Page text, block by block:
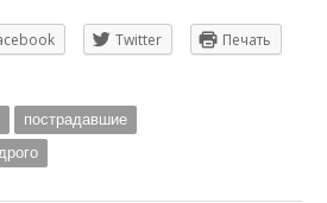
Twitter Печать
пострадавшие